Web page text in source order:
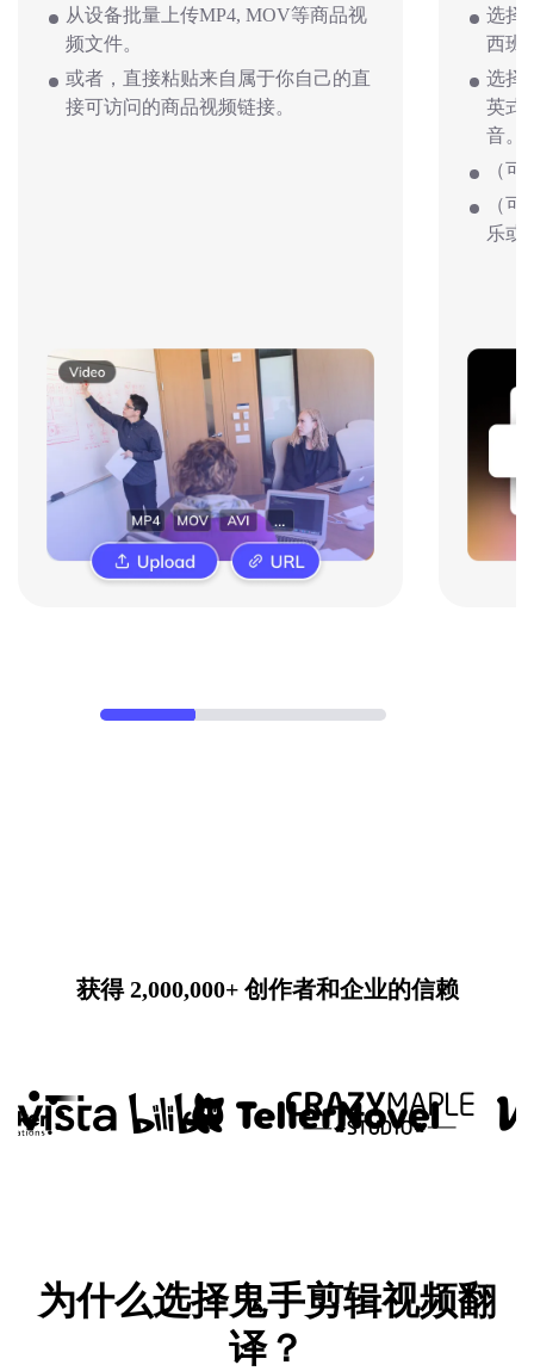
从设备批量上传MP4, MOV等商品视
频文件。
或者，直接粘贴来自属于你自己的直
接可访问的商品视频链接。
选择
西班
选择
英式
音。
（
（
乐或
获得 2,000,000+ 创作者和企业的信赖
为什么选择鬼手剪辑视频翻
译？